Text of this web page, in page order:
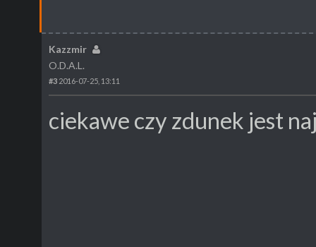
Kazzmir
O.D.A.L.
#3 2016-07-25, 13:11
ciekawe czy zdunek jest